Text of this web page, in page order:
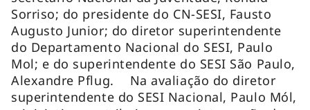
Sorriso; do presidente do CN-SESI, Fausto
Augusto Junior; do diretor superintendente
do Departamento Nacional do SESI, Paulo
Mol; e do superintendente do SESI São Paulo,
Alexandre Pflug. Na avaliação do diretor
superintendente do SESI Nacional, Paulo Mól,